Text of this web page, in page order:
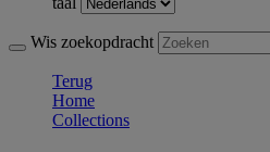
Wis zoekopdracht
Terug
Home
Collections